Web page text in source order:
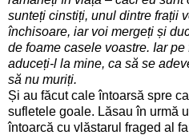
sunteți cinstiți, unul dintre frații
închisoare, iar voi mergeți și
de foame casele voastre. Iar
aduceți-l la mine, ca să se
să nu muriți.
Și au făcut cale întoarsă spre
sufletele goale. Lăsau în urmă
întoarcă cu vlăstarul fraged al